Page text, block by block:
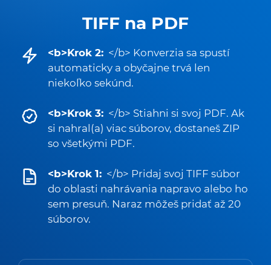
TIFF na PDF
<b>Krok 2: </b> Konverzia sa spustí
automaticky a obyčajne trvá len
niekoľko sekúnd.
<b>Krok 3: </b> Stiahni si svoj PDF. Ak
si nahral(a) viac súborov, dostaneš ZIP
so všetkými PDF.
<b>Krok 1: </b> Pridaj svoj TIFF súbor
do oblasti nahrávania napravo alebo ho
sem presuň. Naraz môžeš pridať až 20
súborov.